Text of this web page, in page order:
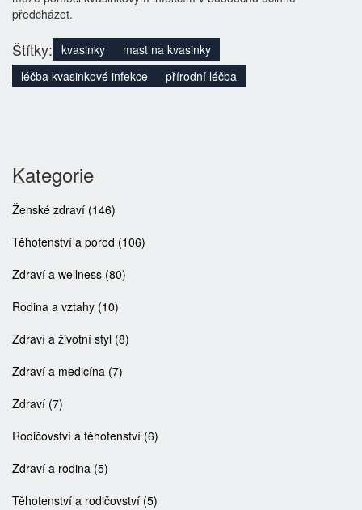
předcházet.
Štítky: kvasinky
mast na kvasinky
léčba kvasinkové infekce
přírodní léčba
Kategorie
Ženské zdraví (146)
Těhotenství a porod (106)
Zdraví a wellness (80)
Rodina a vztahy (10)
Zdraví a životní styl (8)
Zdraví a medicína (7)
Zdraví (7)
Rodičovství a těhotenství (6)
Zdraví a rodina (5)
Těhotenství a rodičovství (5)